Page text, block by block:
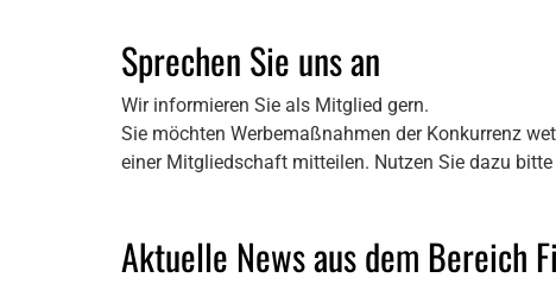
Sprechen Sie uns an
Wir informieren Sie als Mitglied gern.
Sie möchten Werbemaßnahmen der Konkurrenz
einer Mitgliedschaft mitteilen. Nutzen Sie dazu
Aktuelle News aus dem Bereich